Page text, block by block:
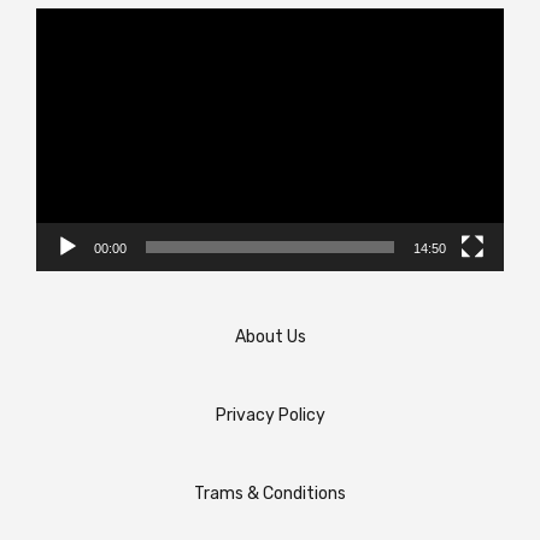
00:00 14:50
About Us
Privacy Policy
Trams & Conditions